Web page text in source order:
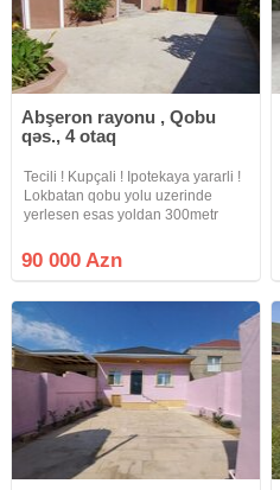
Abşeron rayonu , Qobu
qəs., 4 otaq
Tecili ! Kupçali ! Ipotekaya yararli !
Lokbatan qobu yolu uzerinde
yerlesen esas yoldan 300metr
4sotda 4otaqli heyet evi satilir. Ev
infrastruktur cehetden cox
90 000 Azn